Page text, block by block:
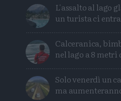
L'assalto al lago
un turista ci
Calceranica,
nel lago a 8
Solo venerdì un
ma